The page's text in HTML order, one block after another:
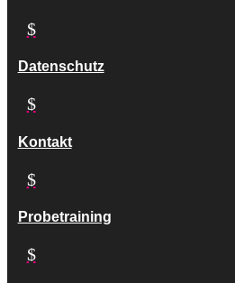
$
Datenschutz
$
Kontakt
$
Probetraining
$